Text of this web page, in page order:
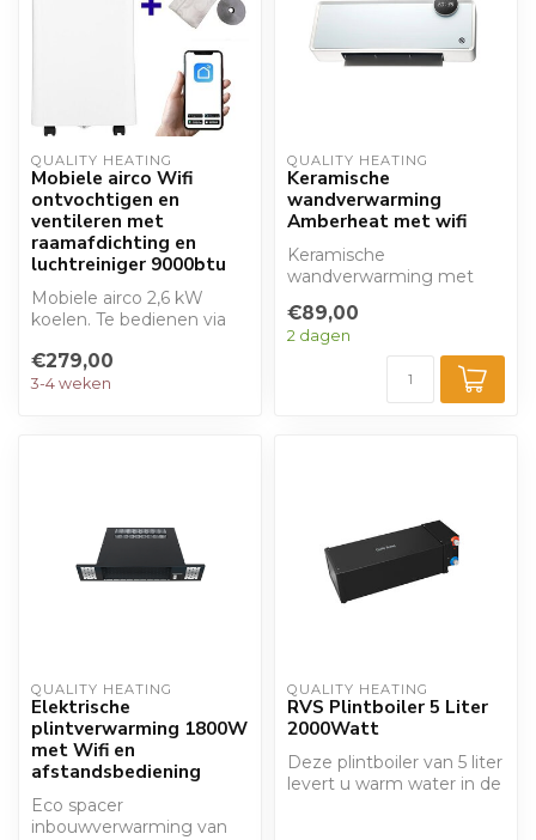
QUALITY HEATING
Mobiele airco Wifi
ontvochtigen en
ventileren met
raamafdichting en
luchtreiniger 9000btu
Mobiele airco 2,6 kW
koelen. Te bedienen via
raama...
€279,00
3-4 weken
QUALITY HEATING
Keramische
wandverwarming
Amberheat met wifi
Keramische
wandverwarming met
Vermogen 1000/2000
watt...
€89,00
2 dagen
QUALITY HEATING
Elektrische
plintverwarming 1800W
met Wifi en
afstandsbediening
Eco spacer
inbouwverwarming van
QUALITY HEATING
RVS Plintboiler 5 Liter
2000Watt
Deze plintboiler van 5 liter
levert u warm water in de